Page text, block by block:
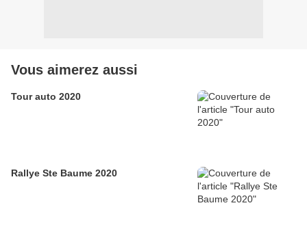
Vous aimerez aussi
Tour auto 2020
Rallye Ste Baume 2020